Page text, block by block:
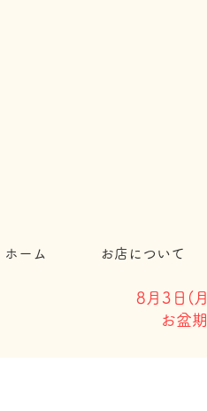
ホーム お店について
8月3日(
お盆